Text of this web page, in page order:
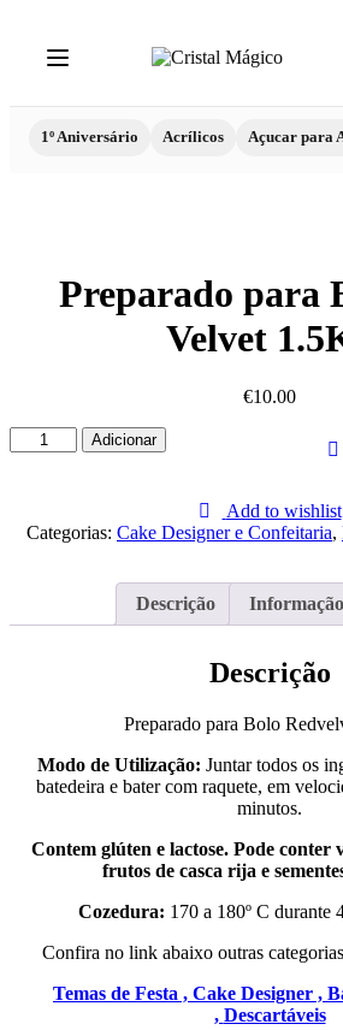
1º Aniversário Acrílicos Açucar para
Preparado para
Velvet
€10.00
Quantidade
de
Bolo
Red
Adicionar
Add to wishlist
Categorias: Cake Designer e Confeitaria,
Descrição
Descrição
Preparado para Bolo
Modo de Utilização: Juntar todos os
batedeira e bater com raquete, em
minutos.
Contem glúten e lactose. Pode conter
frutos de casca rija e
Cozedura: 170 a 180º C durante
Confira no link abaixo outras
Temas de Festa , Cake Designer ,
, Descartáveis